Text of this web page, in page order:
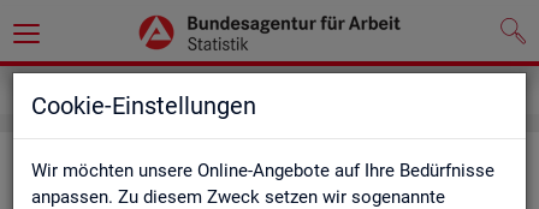
Cookie-Einstellungen
Wir möchten unsere Online-Angebote auf Ihre Bedürfnisse
anpassen. Zu diesem Zweck setzen wir sogenannte
Kon­takt